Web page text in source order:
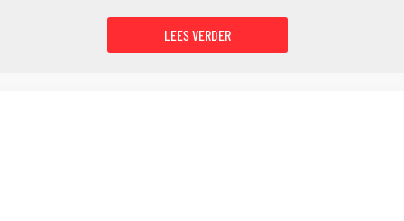
LEES VERDER